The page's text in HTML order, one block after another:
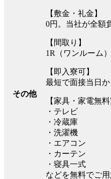
その他
【敷金・礼金】
0円。当社が全額
【間取り】
1R（ワンルーム）
【即入寮可】
最短で面接当日
【家具・家電無料
・テレビ
・冷蔵庫
・洗濯機
・エアコン
・カーテン
・寝具一式
などを無料でご用